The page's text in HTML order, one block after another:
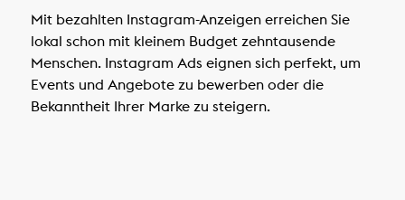
Mit bezahlten Instagram-Anzeigen erreichen Sie
lokal schon mit kleinem Budget zehntausende
Menschen. Instagram Ads eignen sich perfekt, um
Events und Angebote zu bewerben oder die
Bekanntheit Ihrer Marke zu steigern.